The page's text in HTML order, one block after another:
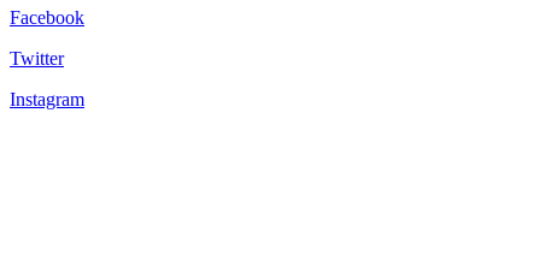
Facebook
Twitter
Instagram